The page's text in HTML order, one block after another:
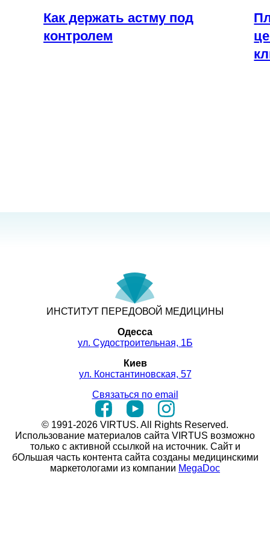
Как держать астму под
контролем
ИНСТИТУТ ПЕРЕДОВОЙ МЕДИЦИНЫ
Одесса
ул. Судостроительная, 1Б
Киев
ул. Константиновская, 57
Связаться по email
© 1991-2026 VIRTUS. All Rights Reserved.
Использование материалов сайта VIRTUS возможно
только с активной ссылкой на источник. Сайт и
бОльшая часть контента сайта созданы медицинскими
маркетологами из компании MegaDoc